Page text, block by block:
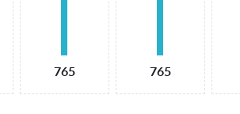
765 765